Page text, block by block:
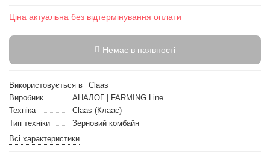
Ціна актуальна без відтермінування оплати
Немає в наявності
Використовується в
Claas
Виробник
АНАЛОГ | FARMING Line
Техніка
Claas (Клаас)
Тип техніки
Зерновий комбайн
Всі характеристики